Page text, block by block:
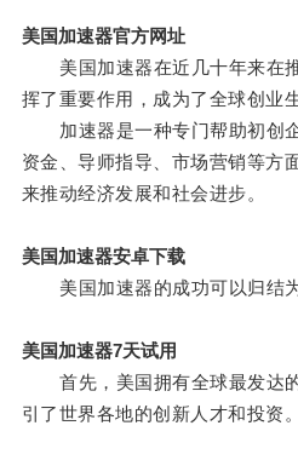
美国加速器官方网址
美国加速器在近几十年来在
挥了重要作用，成为了全球创业
加速器是一种专门帮助初创
资金、导师指导、市场营销等方
来推动经济发展和社会进步。
美国加速器安卓下载
美国加速器的成功可以归结为
美国加速器7天试用
首先，美国拥有全球最发达的
引了世界各地的创新人才和投资。